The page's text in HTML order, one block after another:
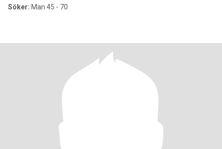
Söker: Man 45 - 70